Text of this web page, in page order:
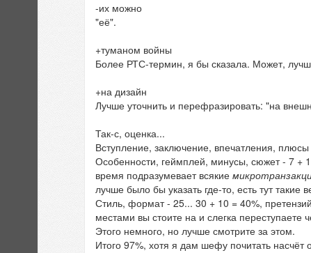
-их можно
"её".
+туманом войны
Более РТС-термин, я бы сказала. Может,
+на дизайн
Лучше уточнить и перефразировать: "на
Так-с, оценка...
Вступление, заключение, впечатления,
Особенности, геймплей, минусы, сюжет - 7 +
время подразумевает всякие
лучше было бы указать где-то, есть тут такие
Стиль, формат - 25... 30 + 10 = 40%,
местами вы стоите на и слегка
Этого немного, но лучше смотрите за этом.
Итого 97%, хотя я дам шефу почитать